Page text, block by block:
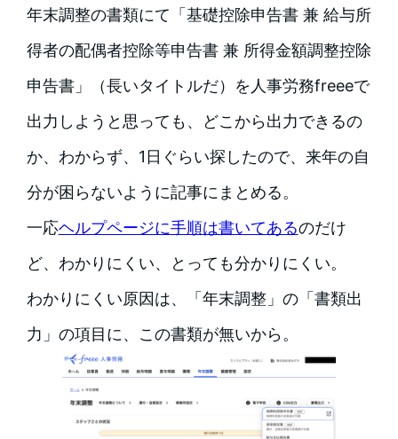
年末調整の書類にて「基礎控除申告書 兼 給与所
得者の配偶者控除等申告書 兼 所得金額調整控除
申告書」（長いタイトルだ）を人事労務freeeで
出力しようと思っても、どこから出力できるの
か、わからず、1日ぐらい探したので、来年の自
分が困らないように記事にまとめる。
一応ヘルプページに手順は書いてあるのだけ
ど、わかりにくい、とっても分かりにくい。
わかりにくい原因は、「年末調整」の「書類出
力」の項目に、この書類が無いから。